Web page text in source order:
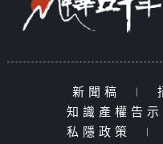
新聞稿 |
知識產權告示
私隱政策
|